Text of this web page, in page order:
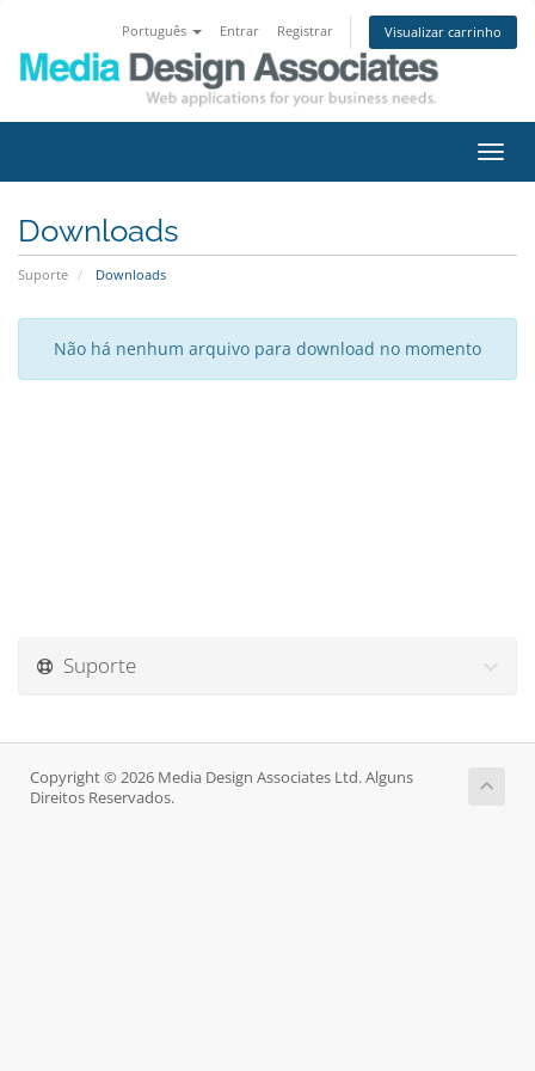
Português Entrar Registrar Visualizar carrinho
Downloads
Suporte Downloads
Não há nenhum arquivo para download no momento
Suporte
Copyright © 2026 Media Design Associates Ltd. Alguns
Direitos Reservados.